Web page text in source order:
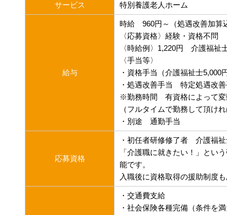
サービス 特別養護老人ホーム
給与
時給 960円～（処遇改善加算
〈応募資格〉経験・資格不問
〈時給例〉1,220円 介護福
〈手当等〉
・資格手当（介護福祉士5,000
・処遇改善手当 特定処遇改
※勤務時間 有資格によって変
（フルタイムで勤務して頂け
・別途 通勤手当
応募資格
・初任者研修修了者 介護福
「介護職に就きたい！」とい
能です。
入職後に資格取得の援助制度
・交通費支給
・社会保険各種完備（条件を